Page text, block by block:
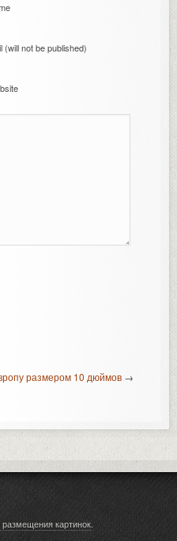
(will not be published)
размером 10 дюймов →
картинок.